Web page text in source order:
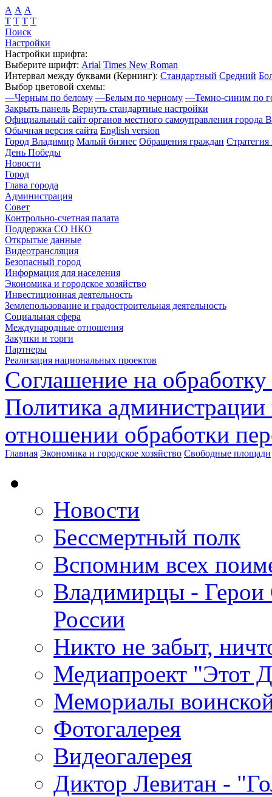
А А А
Т Т Т Т
Поиск
Настройки
Настройки шрифта:
Выберите шрифт: Arial Times New Roman
Интервал между буквами (Кернинг): Стандартный Средний
Выбор цветовой схемы:
—Черным по белому —Белым по черному —Темно-синим по
Закрыть панель Вернуть стандартные настройки
Официальный сайт органов местного самоуправления города
Обычная версия сайта English version
Город Владимир Малый бизнес Обращения граждан Стратегия
День Победы
Новости
Город
Глава города
Администрация
Совет
Контрольно-счетная палата
Поддержка СО НКО
Открытые данные
Видеотрансляция
Безопасный город
Информация для населения
Экономика и городское хозяйство
Инвестиционная деятельность
Землепользование и градостроительная деятельность
Социальная сфера
Международные отношения
Закупки и торги
Партнеры
Реализация национальных проектов
Соглашение на
Политика
отношении обработки
Главная Экономика и городское хозяйство Свободные площади
Новости
Бессмертный полк
Вспомним всех
Владимирцы - Герои
России
Никто не забыт,
Медиапроект "Этот
Мемориалы
Фотогалерея
Видеогалерея
Диктор Левитан -